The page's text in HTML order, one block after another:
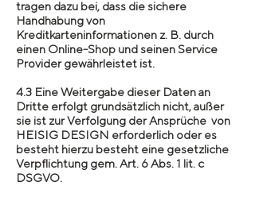
tragen dazu bei, dass die sichere
Handhabung von
Kreditkarteninformationen z. B. durch
einen Online-Shop und seinen Service
Provider gewährleistet ist.
4.3 Eine Weitergabe dieser Daten an
Dritte erfolgt grundsätzlich nicht, außer
sie ist zur Verfolgung der Ansprüche von
HEISIG DESIGN erforderlich oder es
besteht hierzu besteht eine gesetzliche
Verpflichtung gem. Art. 6 Abs. 1 lit. c
DSGVO.